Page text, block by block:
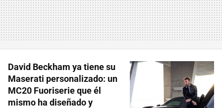
David Beckham ya tiene su
Maserati personalizado: un
MC20 Fuoriserie que él
mismo ha diseñado y